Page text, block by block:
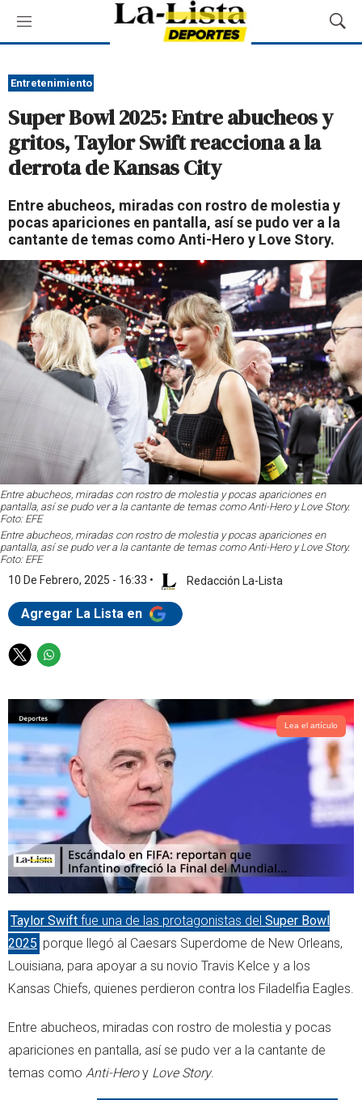
M
e
ú
M
o
q
u
e
Entretenimiento
Super Bowl 2025: Entre abucheos y
gritos, Taylor Swift reacciona a la
derrota de Kansas City
Entre abucheos, miradas con rostro de molestia y
pocas apariciones en pantalla, así se pudo ver a la
cantante de temas como Anti-Hero y Love Story.
Entre abucheos, miradas con rostro de molestia y pocas apariciones en
pantalla, así se pudo ver a la cantante de temas como Anti-Hero y Love Story.
Foto: EFE
Entre abucheos, miradas con rostro de molestia y pocas apariciones en
pantalla, así se pudo ver a la cantante de temas como Anti-Hero y Love Story.
Foto: EFE
10 De Febrero, 2025 - 16:33 • Redacción La-Lista
Agregar La Lista en
T
i
t
t
e
r
W
a
t
s
a
p
p
Lea el artículo
Taylor Swift fue una de las protagonistas delSuper Bowl
2025 porque llegó al Caesars Superdome de New Orleans,
Louisiana, para apoyar a su novio Travis Kelce y a los
Kansas Chiefs, quienes perdieron contra los Filadelfia Eagles.
Entre abucheos, miradas con rostro de molestia y pocas
apariciones en pantalla, así se pudo ver a la cantante de
temas como Anti-Heroy Love Story.